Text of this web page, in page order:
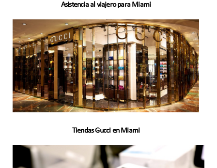
Asistencia al viajero para Miami
Tiendas Gucci en Miami